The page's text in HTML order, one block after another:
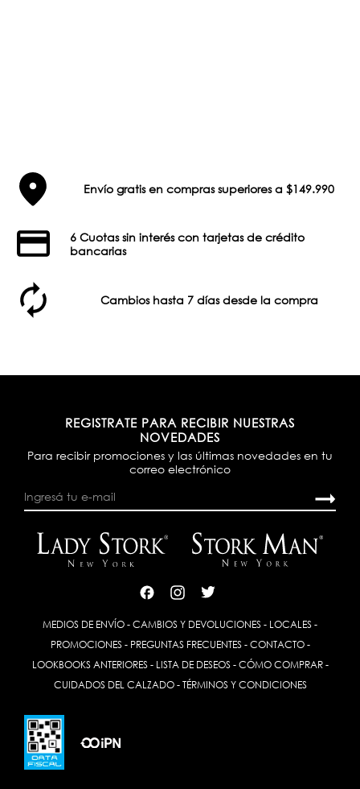
Envío gratis en compras superiores a $149.990
6 Cuotas sin interés con tarjetas de crédito
bancarias
Cambios hasta 7 días desde la compra
REGISTRATE PARA RECIBIR NUESTRAS
NOVEDADES
Para recibir promociones y las últimas novedades en tu
correo electrónico
MEDIOS DE ENVÍO - CAMBIOS Y DEVOLUCIONES - LOCALES -
PROMOCIONES- PREGUNTAS FRECUENTES- CONTACTO-
LOOKBOOKS ANTERIORES- LISTA DE DESEOS- CÓMO COMPRAR-
CUIDADOS DEL CALZADO- TÉRMINOS Y CONDICIONES